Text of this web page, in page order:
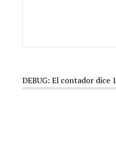
DEBUG: El contador dice 1